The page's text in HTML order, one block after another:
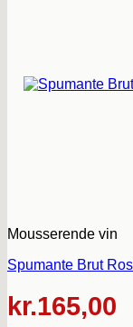
Mousserende vin
Spumante Brut
kr.165,00